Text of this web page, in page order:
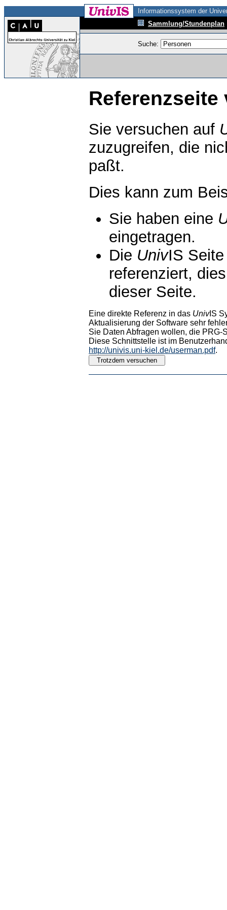
Informationssystem der
Sammlung/Stundenplan
Suche:
Referenzseite
Sie versuchen auf
zuzugreifen, die
paßt.
Dies kann zum
Sie haben eine
eingetragen.
Die UnivIS
referenziert,
dieser Seite.
Eine direkte Referenz in das UnivIS
Aktualisierung der Software sehr
Sie Daten Abfragen wollen, die PRG-
Diese Schnittstelle ist im
http://univis.uni-kiel.de/userman.pdf.